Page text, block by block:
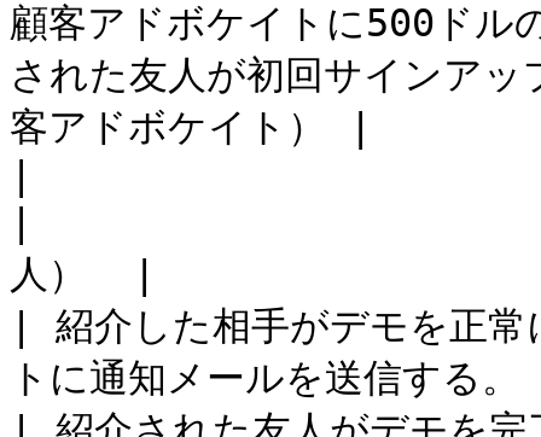
顧客アドボケイトに500ド
された友人が初回サインア
客アドボケイト） |
人）  |
| 紹介した相手がデモを正
トに通知メールを送信する。